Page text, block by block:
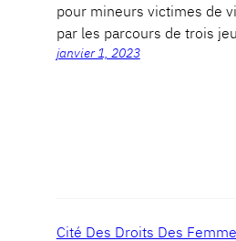
pour mineurs victimes de
par les parcours de trois
janvier 1, 2023
Cité Des Droits Des